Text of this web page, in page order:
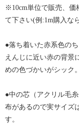
※10cm単位で販売、価
て下さい(例:1m購入な
●落ち着いた赤系色のち
えんじに近い赤の背景
めの色づかいがシック。
●中の芯（アクリル毛
布があるので実サイズ
す。